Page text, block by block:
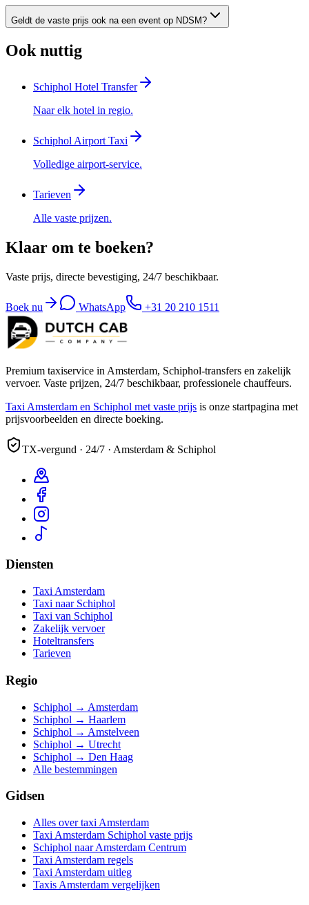
Geldt de vaste prijs ook na een event op NDSM?
Ook nuttig
Schiphol Hotel Transfer
Naar elk hotel in regio.
Schiphol Airport Taxi
Volledige airport-service.
Tarieven
Alle vaste prijzen.
Klaar om te boeken?
Vaste prijs, directe bevestiging, 24/7 beschikbaar.
Boek nu WhatsApp +31 20 210 1511
Premium taxiservice in Amsterdam, Schiphol-transfers en zakelijk
vervoer. Vaste prijzen, 24/7 beschikbaar, professionele chauffeurs.
Taxi Amsterdam en Schiphol met vaste prijs is onze startpagina met
prijsvoorbeelden en directe boeking.
TX-vergund · 24/7 · Amsterdam & Schiphol
Diensten
Taxi Amsterdam
Taxi naar Schiphol
Taxi van Schiphol
Zakelijk vervoer
Hoteltransfers
Tarieven
Regio
Schiphol → Amsterdam
Schiphol → Haarlem
Schiphol → Amstelveen
Schiphol → Utrecht
Schiphol → Den Haag
Alle bestemmingen
Gidsen
Alles over taxi Amsterdam
Taxi Amsterdam Schiphol vaste prijs
Schiphol naar Amsterdam Centrum
Taxi Amsterdam regels
Taxi Amsterdam uitleg
Taxis Amsterdam vergelijken